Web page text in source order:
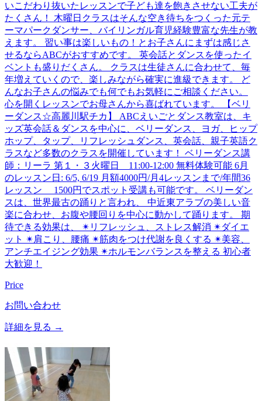
いこだわり抜いたレッスンで子ども達を飽きさせない工夫が
たくさん！ 木曜日クラスはそんな空き待ちをつくった元テ
ーマパークダンサー、バイリンガル育児経験豊富な先生が教
えます。 習い事は楽しいもの！とお子さんにまずは感じさ
せるならABCがおすすめです。 英会話とダンスを使ったイ
ベントも盛りだくさん。 クラスは生徒さんに合わせて、毎
年増えていくので、楽しみながら確実に進級できます。 ど
んなお子さんの悩みでも何でもお気軽にご相談ください。
心を開くレッスンでお母さんから喜ばれています。 【ベリ
ーダンス☆高麗川駅チカ】 ABCえいごとダンス教室は、キ
ッズ英会話＆ダンスを中心に、ベリーダンス、ヨガ、ヒップ
ホップ、タップ、リフレッシュダンス、英会話、親子英語ク
ラスなど多数のクラスを開催しています！ ベリーダンス講
師：リーラ 第１・３火曜日 11:00-12:00 無料体験可能 6月
のレッスン日: 6/5, 6/19 月額4000円/月4レッスンまで/年間36
レッスン 1500円でスポット受講も可能です。 ベリーダン
スは、世界最古の踊りと言われ、 中近東アラブの美しい音
楽に合わせ、お腹や腰回りを中心に動かして踊ります。 期
待できる効果は、 ✴リフレッシュ、ストレス解消 ✴ダイエ
ット ✴肩こり、腰痛 ✴筋肉をつけ代謝を良くする ✴美容、
アンチエイジング効果 ✴ホルモンバランスを整える 初心者
大歓迎！
Price
お問い合わせ
詳細を見る →